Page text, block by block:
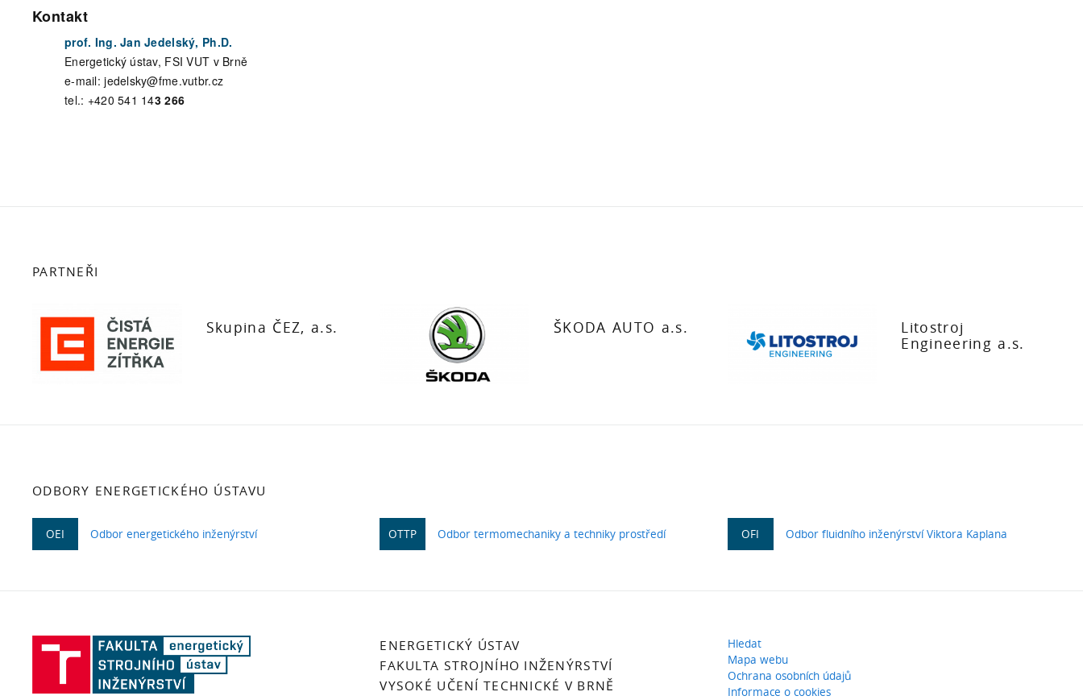
Kontakt
prof. Ing. Jan Jedelský, Ph.D.
Energetický ústav, FSI VUT v Brně
e-mail: jedelsky@fme.vutbr.cz
tel.: +420 541 143 266
PARTNEŘI
Skupina ČEZ, a.s. ŠKODA AUTO a.s.
Litostroj
Engineering a.s.
ODBORY ENERGETICKÉHO ÚSTAVU
OEI Odbor energetického inženýrství OTTP Odbor termomechaniky a techniky prostředí OFI Odbor fluidního inženýrství Viktora Kaplana
ENERGETICKÝ ÚSTAV
FAKULTA STROJNÍHO INŽENÝRSTVÍ
VYSOKÉ UČENÍ TECHNICKÉ V BRNĚ
Hledat
Mapa webu
Ochrana osobních údajů
Informace o cookies